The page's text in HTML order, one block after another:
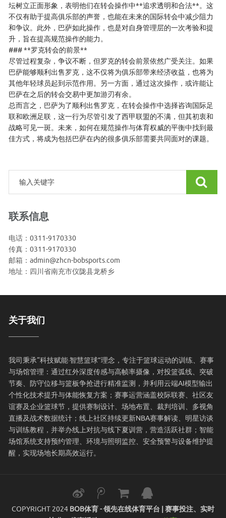
坛树立正面形象，表明他们在转会操作中**追求透明和合法**。这
不仅有助于提高俱乐部的声誉，也能在未来的国际转会中减少阻力
和争议。此外，巴萨如此操作，也是对自身管理层的一次考验和提
升，旨在提高规范操作的能力。
### **罗克转会的前景**
尽管过程复杂，争议不断，但罗克的转会前景依然广受关注。如果
巴萨能够顺利出售罗克，这不仅将为俱乐部带来经济收益，也将为
其他年轻球员起到示范作用。另一方面，通过这次操作，或许能让
巴萨在之后的转会交易中更加游刃有余。
总而言之，巴萨为了顺利出售罗克，在转会操作中选择咨询国际足
联和欧洲足联，这一行为尽管引发了西甲联盟的不满，但其初衷和
战略可见一斑。未来，如何在规范操作与体育权威的平衡中找到最
佳方式，将成为包括巴萨在内的很多俱乐部需要共同面对的课题。
联系信息
电话：0311-9170330
传真：0311-9170330
邮箱：admin@zhcn-bobsports.com
地址：四川省南充市仪陇县龙桥乡
关于我们
我司秉承“科技赋能·智慧篮球”理念，专注于篮球运动的训练、赛事
与场馆管理：通过红外深度传感与高帧率摄像，对投篮弧线、突破
节奏、防守位移与篮板争抢进行精准监测，并利用云端AI模型输出
个性化技术提升与体能恢复方案；赛事运营涵盖校际联赛、社区友
谊赛及企业篮球节，提供赛制设计、场地布置、裁判培训、多视角
直播及战术数据统计；线上社区持续更新NBA赛事解读、明星访谈
与训练教程，并举办线上对抗与线下夏训营，营造活跃社群；智能
场馆系统支持预约管理、环境与照明监控、安全预警与设备维护提
醒，实现场地长期高效运行。
COPYRIGHT 2024 BOB体育 - 领先在线体育平台 | 赛事投注、实时